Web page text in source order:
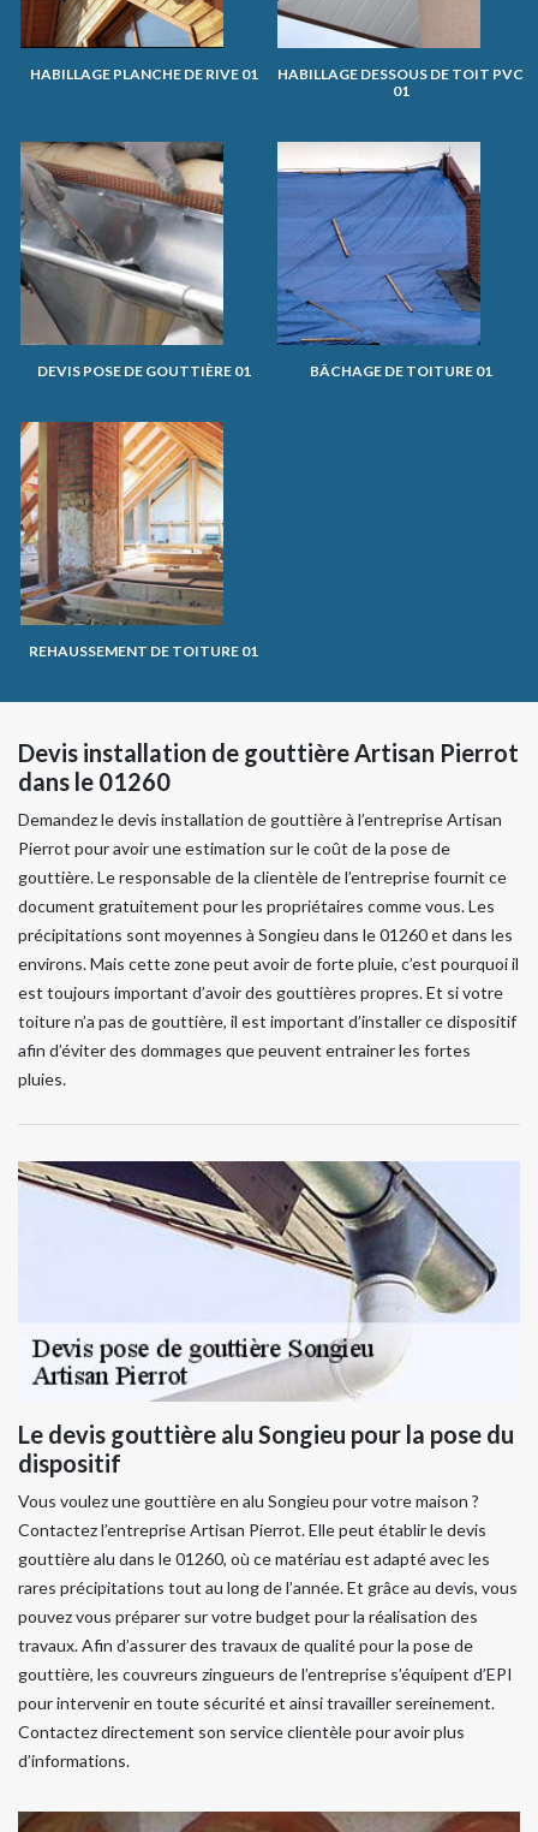
HABILLAGE PLANCHE DE RIVE 01
HABILLAGE DESSOUS DE TOIT PVC
01
DEVIS POSE DE GOUTTIÈRE 01 BÂCHAGE DE TOITURE 01
REHAUSSEMENT DE TOITURE 01
Devis installation de gouttière Artisan Pierrot
dans le 01260
Demandez le devis installation de gouttière à l’entreprise Artisan
Pierrot pour avoir une estimation sur le coût de la pose de
gouttière. Le responsable de la clientèle de l’entreprise fournit ce
document gratuitement pour les propriétaires comme vous. Les
précipitations sont moyennes à Songieu dans le 01260 et dans les
environs. Mais cette zone peut avoir de forte pluie, c’est pourquoi il
est toujours important d’avoir des gouttières propres. Et si votre
toiture n’a pas de gouttière, il est important d’installer ce dispositif
afin d’éviter des dommages que peuvent entrainer les fortes
pluies.
Le devis gouttière alu Songieu pour la pose du
dispositif
Vous voulez une gouttière en alu Songieu pour votre maison ?
Contactez l’entreprise Artisan Pierrot. Elle peut établir le devis
gouttière alu dans le 01260, où ce matériau est adapté avec les
rares précipitations tout au long de l’année. Et grâce au devis, vous
pouvez vous préparer sur votre budget pour la réalisation des
travaux. Afin d’assurer des travaux de qualité pour la pose de
gouttière, les couvreurs zingueurs de l’entreprise s’équipent d’EPI
pour intervenir en toute sécurité et ainsi travailler sereinement.
Contactez directement son service clientèle pour avoir plus
d’informations.